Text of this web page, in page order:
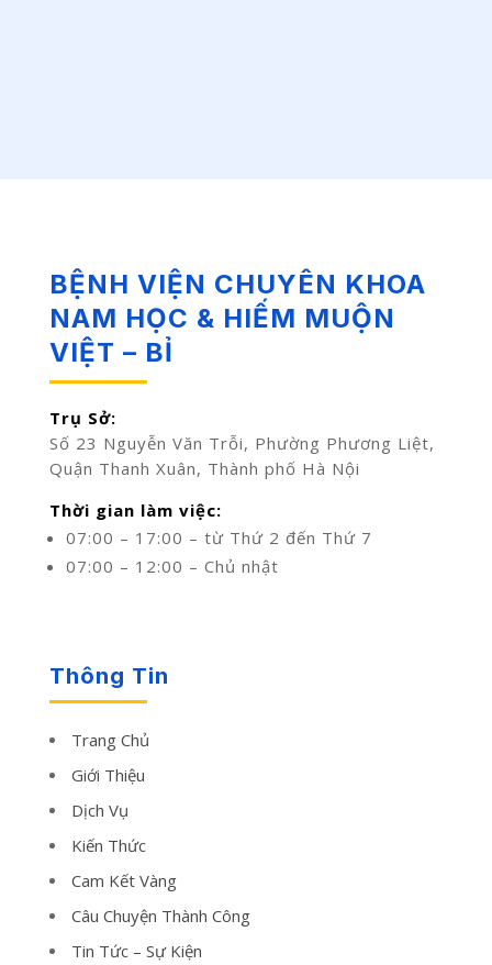
BỆNH VIỆN CHUYÊN KHOA
NAM HỌC & HIẾM MUỘN
VIỆT – BỈ
Trụ Sở:
Số 23 Nguyễn Văn Trỗi, Phường Phương Liệt,
Quận Thanh Xuân, Thành phố Hà Nội
Thời gian làm việc:
07:00 – 17:00 – từ Thứ 2 đến Thứ 7
07:00 – 12:00 – Chủ nhật
Thông Tin
Trang Chủ
Giới Thiệu
Dịch Vụ
Kiến Thức
Cam Kết Vàng
Câu Chuyện Thành Công
Tin Tức – Sự Kiện